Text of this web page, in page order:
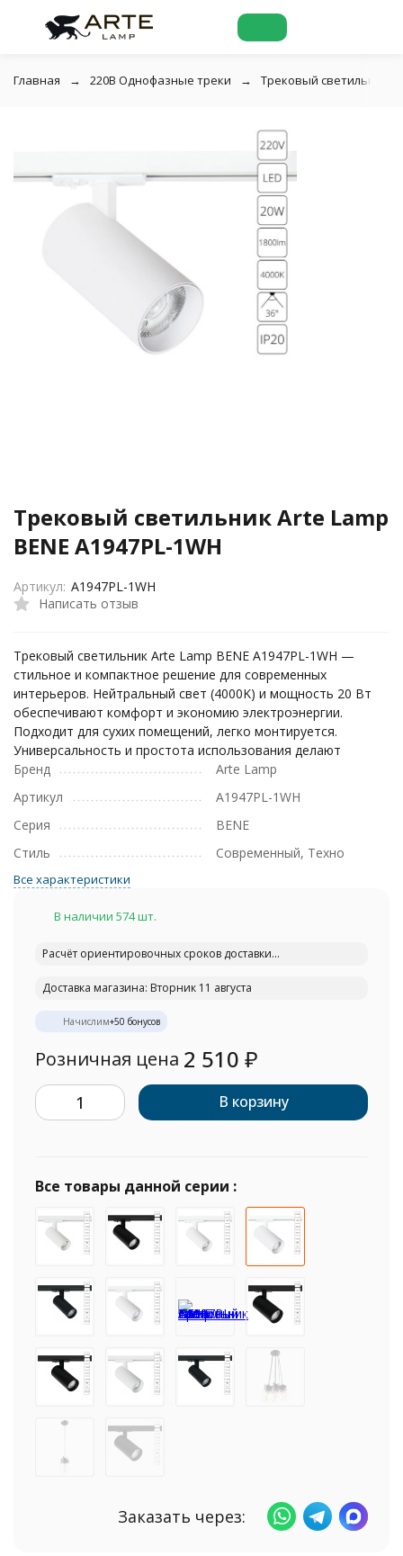
Главная 220В Однофазные треки Трековый светильник
Трековый светильник Arte Lamp
BENE A1947PL-1WH
Написать отзыв
Артикул: A1947PL-1WH
Трековый светильник Arte Lamp BENE A1947PL-1WH —
стильное и компактное решение для современных
интерьеров. Нейтральный свет (4000K) и мощность 20 Вт
обеспечивают комфорт и экономию электроэнергии.
Подходит для сухих помещений, легко монтируется.
Универсальность и простота использования делают
Бренд
Arte Lamp
Артикул
A1947PL-1WH
Серия
BENE
Стиль
Современный, Техно
Все характеристики
В наличии 574 шт.
Расчёт ориентировочных сроков доставки...
Доставка магазина: Вторник 11 августа
Начислим+50 бонусов
Розничная цена 2 510 ₽
В корзину
Все товары данной серии :
Заказать через: